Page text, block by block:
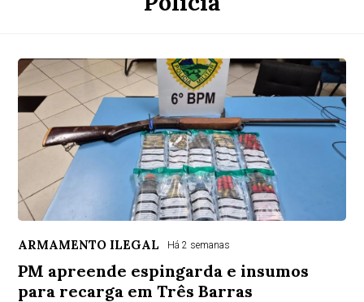
ARMAMENTO ILEGAL Há 2 semanas
PM apreende espingarda e insumos
para recarga em Três Barras